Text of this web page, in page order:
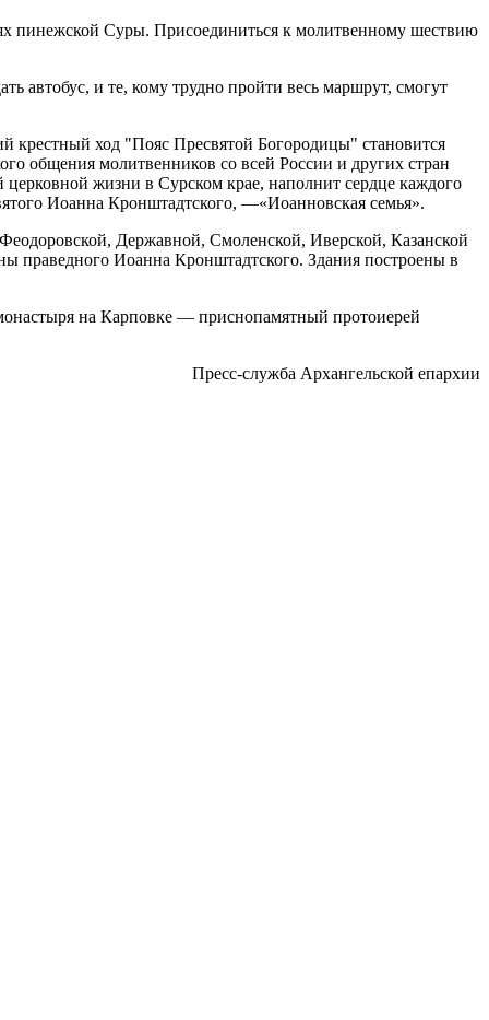
пинежской Суры. Присоединиться к молитвенному шествию
автобус, и те, кому трудно пройти весь маршрут, смогут
крестный ход "Пояс Пресвятой Богородицы" становится
общения молитвенников со всей России и других стран
жизни в Сурском крае, наполнит сердце каждого
Иоанна Кронштадтского, —«Иоанновская семья».
Державной, Смоленской, Иверской, Казанской
праведного Иоанна Кронштадтского. Здания построены в
на Карповке — приснопамятный протоиерей
Пресс-служба Архангельской епархии